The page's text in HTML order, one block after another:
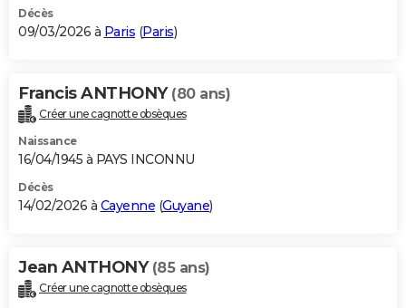
Décès
09/03/2026 à Paris (Paris)
Francis ANTHONY (80 ans)
Créer une cagnotte obsèques
Naissance
16/04/1945 à PAYS INCONNU
Décès
14/02/2026 à Cayenne (Guyane)
Jean ANTHONY (85 ans)
Créer une cagnotte obsèques